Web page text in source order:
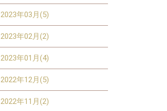
2023年03月(5)
2023年02月(2)
2023年01月(4)
2022年12月(5)
2022年11月(2)